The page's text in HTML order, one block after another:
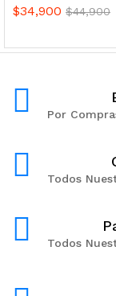
$34,900 $44,900
Por
Todos
Todos